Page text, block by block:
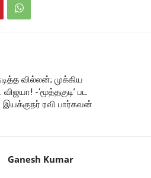
வில்லன்; முக்கிய
-‘மூத்தகுடி’ பட
இயக்குநர் ரவி பார்கவன்
Ganesh Kumar